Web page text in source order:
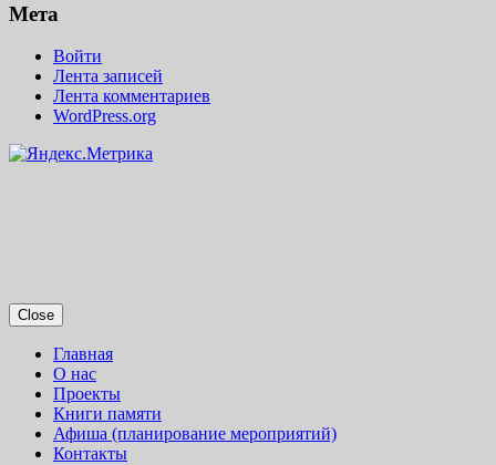
Мета
Войти
Лента записей
Лента комментариев
WordPress.org
Close
Главная
О нас
Проекты
Книги памяти
Афиша (планирование мероприятий)
Контакты